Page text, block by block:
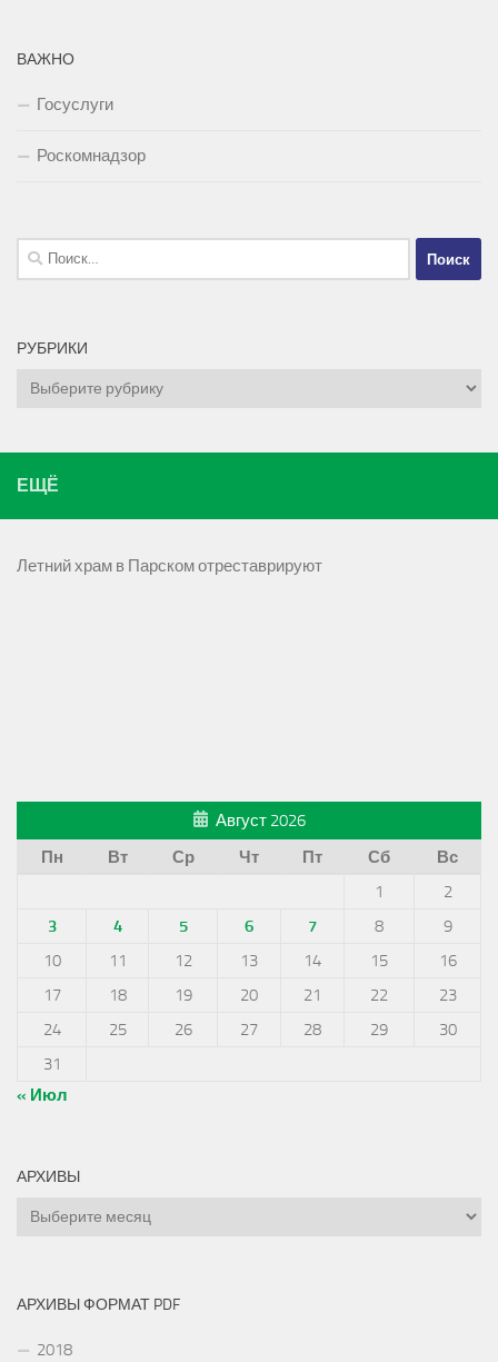
ВАЖНО
Госуслуги
Роскомнадзор
Найти:
РУБРИКИ
Рубрики
ЕЩЁ
Летний храм в Парском отреставрируют
Август 2026
Пн
Вт Ср Чт Пт Сб
Вс
1
2
3
4 5 6 7 8
9
10
11 12 13 14 15
16
17
18 19 20 21 22
23
24
25 26 27 28 29
30
31
« Июл
АРХИВЫ
Архивы
АРХИВЫ ФОРМАТ PDF
2018